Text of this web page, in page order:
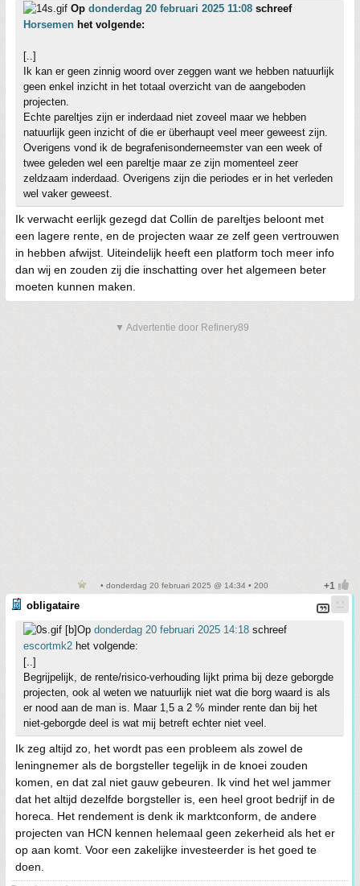
Op donderdag 20 februari 2025 11:08 schreef
Horsemen het volgende:
[..]
Ik kan er geen zinnig woord over zeggen want we hebben natuurlijk
geen enkel inzicht in het totaal overzicht van de aangeboden
projecten.
Echte pareltjes zijn er inderdaad niet zoveel maar we hebben
natuurlijk geen inzicht of die er überhaupt veel meer geweest zijn.
Overigens vond ik de begrafenisonderneemster van een week of
twee geleden wel een pareltje maar ze zijn momenteel zeer
zeldzaam inderdaad. Overigens zijn die periodes er in het verleden
wel vaker geweest.
Ik verwacht eerlijk gezegd dat Collin de pareltjes beloont met
een lagere rente, en de projecten waar ze zelf geen vertrouwen
in hebben afwijst. Uiteindelijk heeft een platform toch meer info
dan wij en zouden zij die inschatting over het algemeen beter
moeten kunnen maken.
▼ Advertentie door Refinery89
• donderdag 20 februari 2025 @ 14:34 • 200
obligataire
[b]Op donderdag 20 februari 2025 14:18 schreef
escortmk2 het volgende:
[..]
Begrijpelijk, de rente/risico-verhouding lijkt prima bij deze geborgde
projecten, ook al weten we natuurlijk niet wat die borg waard is als
er nood aan de man is. Maar 1,5 a 2 % minder rente dan bij het
niet-geborgde deel is wat mij betreft echter niet veel.
Ik zeg altijd zo, het wordt pas een probleem als zowel de
leningnemer als de borgsteller tegelijk in de knoei zouden
komen, en dat zal niet gauw gebeuren. Ik vind het wel jammer
dat het altijd dezelfde borgsteller is, een heel groot bedrijf in de
horeca. Het rendement is denk ik marktconform, de andere
projecten van HCN kennen helemaal geen zekerheid als het er
op aan komt. Voor een zakelijke investeerder is het goed te
doen.